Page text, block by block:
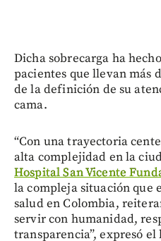
Dicha sobrecarga ha
pacientes que llevan más
de la definición de su
cama.
“Con una trayectoria
alta complejidad en la
Hospital San Vicente
la compleja situación que
salud en Colombia,
servir con humanidad,
transparencia”, expresó